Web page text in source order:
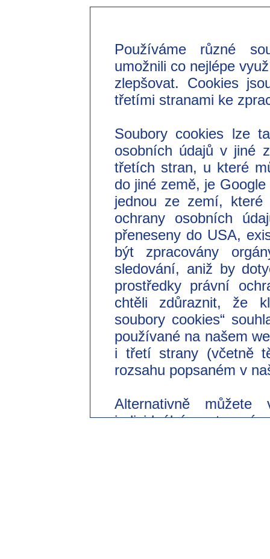
Úřad pro ochranu osobních údajů
Adresa: Pplk. Sochora 27, 170 00 Praha 7
Používáme různé
umožnili co nejlépe
zlepšovat. Cookies
třetími stranami ke
Soubory cookies lze
osobních údajů v jiné
třetích stran, u které
do jiné země, je
jednou ze zemí, které
ochrany osobních
přeneseny do USA,
být zpracovány
sledování, aniž by
prostředky právní
chtěli zdůraznit, že
soubory cookies“
používané na našem
i třetí strany (včetně
rozsahu popsaném v
Alternativně
individuální nastavení